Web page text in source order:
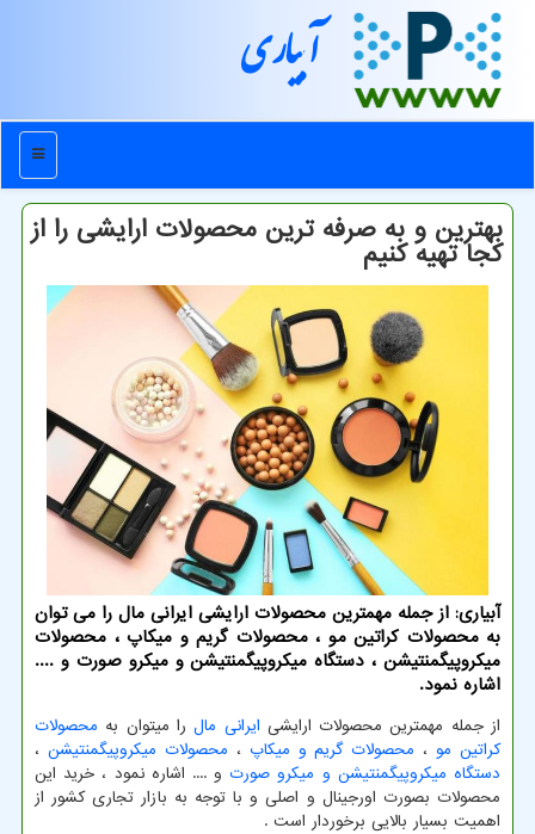
آبیاری
منو
بهترین و به صرفه ترین محصولات ارایشی را از
كجا تهیه كنیم
آبیاری: از جمله مهمترین محصولات ارایشی ایرانی مال را می توان
به محصولات كراتین مو ، محصولات گریم و میكاپ ، محصولات
میكروپیگمنتیشن ، دستگاه میكروپیگمنتیشن و میكرو صورت و ....
اشاره نمود.
از جمله مهمترین محصولات ارایشی ایرانی مالرا میتوان به محصولات
کراتین مو، محصولات گریم و میکاپ ، محصولات میکروپیگمنتیشن ،
دستگاه میکروپیگمنتیشن و میکرو صورت و .... اشاره نمود ، خرید این
محصولات بصورت اورجینال و اصلی و با توجه به بازار تجاری کشور از
اهمیت بسیار بالایی برخوردار است .